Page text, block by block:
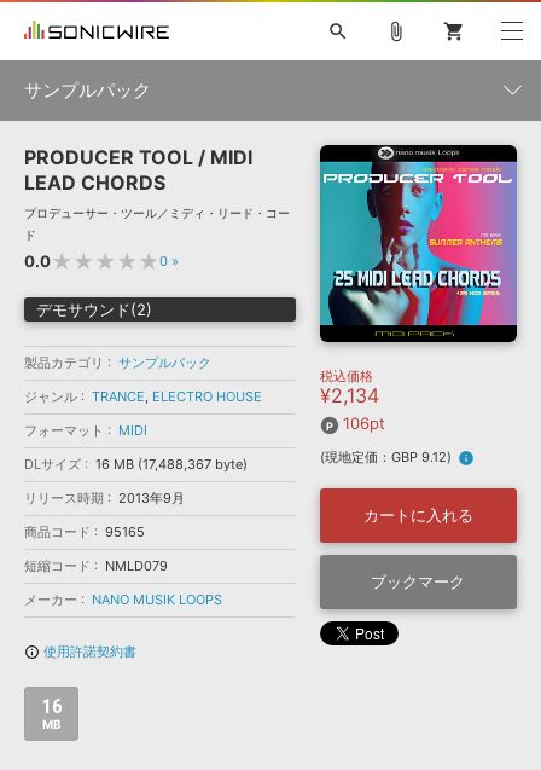
ソフト音源 »
プラグイン・エフェクト »
サンプルパック »
ソフトウェア／ツール »
DAW »
効果音 »
BGM »
キャンペーン »
ニュースレター »
SONICWIREブログ »
製品サポート情報 »
DTMガイド »
FAQ »
お問い合わせ »
音楽カード
楽曲配信流通 サービス
無償のサウンド管理ソフト
APS
search
初音ミク NT 鏡音リン・レン V4X 巡音ルカ V4X
MEIKO V3
KAITO V3
VOCALOID
SPITFIRE AUDIO
VIENNA
EZ DRUMMER 3 SERUM
ライセンスフリーBGM
サンプルパックを試そう
DUBSTEP
MUTANT
ROUTER.FM
SONOCA
ソフト音源 プラグイン・エフェクト
ソフトウェア／ツール 効果音
attach_file shopping_cart
サンプルパック
製品一覧
ジャンル
メーカー
フォーマット
ランキング
PRODUCER TOOL / MIDI
LEAD CHORDS
プロデューサー・ツール／ミディ・リード・コー
ド
0.0★★★★★0 »
デモサウンド(2)
製品カテゴリ
サンプルパック
ジャンル
TRANCE, ELECTRO HOUSE
フォーマット
MIDI
DLサイズ
16 MB (17,488,367 byte)
リリース時期
2013年9月
商品コード
95165
短縮コード
NMLD079
メーカー
NANO MUSIK LOOPS
info_outline 使用許諾契約書
16
MB
税込価格
¥2,134
106pt
(現地定価：GBP 9.12) info
カートに入れる
ブックマーク